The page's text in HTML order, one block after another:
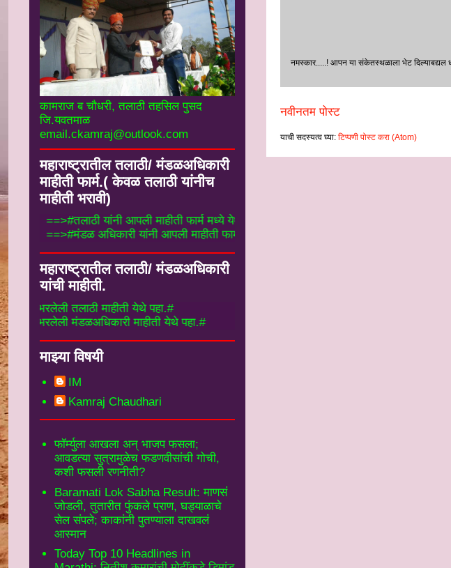
नमस्‍कार.....! आपन या संकेतस्थळाला भेट दिल्‍याबद्यल
नवीनतम पोस्ट
याची सदस्यत्व घ्या: टिप्पणी पोस्ट करा (Atom)
कामराज ब चौधरी, तलाठी तहसिल पुसद
जि.यवतमाळ
email.ckamraj@outlook.com
महाराष्ट्रातील तलाठी/ मंडळअधिकारी
माहीती फार्म.( केवळ तलाठी यांनीच
माहीती भरावी)
==>#तलाठी यांनी आपली माहीती फार्म मध्ये येथे भरा.#
==>#मंडळ अधिकारी यांनी आपली माहीती फार्म मध्ये येथे भरा.#
महाराष्ट्रातील तलाठी/ मंडळअधिकारी
यांची माहीती.
तलाठी माहीती येथे पहा.#
मंडळअधिकारी माहीती येथे पहा.#
माझ्या विषयी
IM
Kamraj Chaudhari
फॉर्म्युला आखला अन् भाजप फसला;
आवडत्या सुत्रामुळेच फडणवीसांची गोची,
कशी फसली रणनीती?
Baramati Lok Sabha Result: माणसं
जोडली, तुतारीत फुंकले प्राण, घड्याळाचे
सेल संपले; काकांनी पुतण्याला दाखवलं
आस्मान
Today Top 10 Headlines in